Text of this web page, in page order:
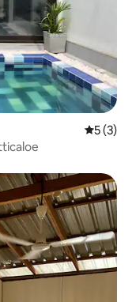
5 (3)